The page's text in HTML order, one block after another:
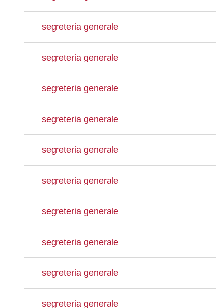
segreteria generale
segreteria generale
segreteria generale
segreteria generale
segreteria generale
segreteria generale
segreteria generale
segreteria generale
segreteria generale
segreteria generale